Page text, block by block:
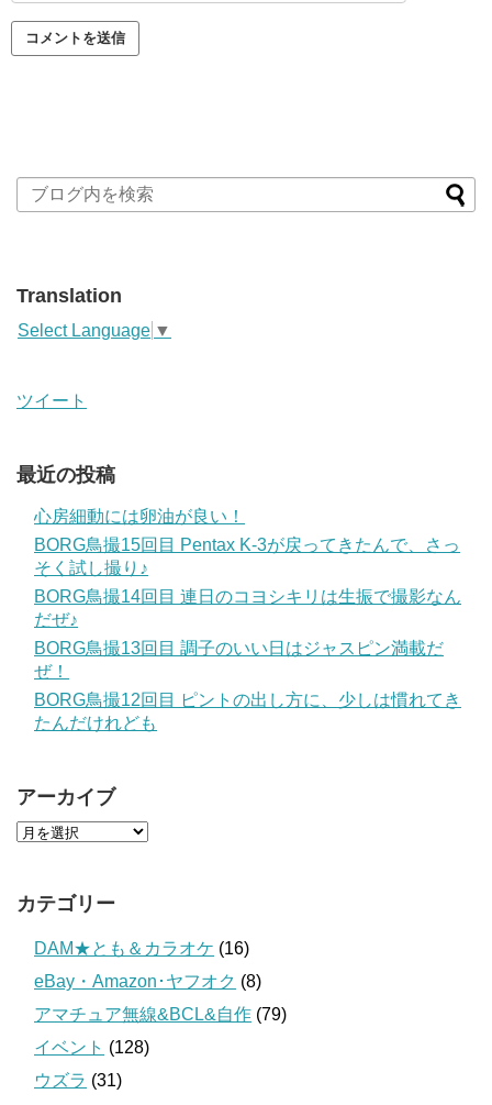
Translation
Select Language ▼
ツイート
最近の投稿
心房細動には卵油が良い！
BORG鳥撮15回目 Pentax K-3が戻ってきたんで、さっ
そく試し撮り♪
BORG鳥撮14回目 連日のコヨシキリは生振で撮影なん
だぜ♪
BORG鳥撮13回目 調子のいい日はジャスピン満載だ
ぜ！
BORG鳥撮12回目 ピントの出し方に、少しは慣れてき
たんだけれども
アーカイブ
カテゴリー
DAM★とも＆カラオケ (16)
eBay・Amazon･ヤフオク (8)
アマチュア無線&BCL&自作 (79)
イベント (128)
ウズラ (31)